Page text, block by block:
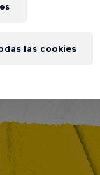
las cookies